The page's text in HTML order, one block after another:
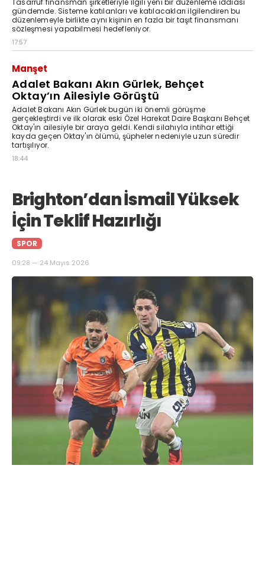
Tasarruf finansman şirketleriyle ilgili yeni bir düzenleme iddiası
gündemde. Sisteme katılanları ve katılacakları ilgilendiren bu
düzenlemeyle birlikte aynı kişinin en fazla bir taşıt finansmanı
sözleşmesi yapabilmesi hedefleniyor.
17:57
Manşet
Adalet Bakanı Akın Gürlek, Behçet
Oktay’ın Ailesiyle Görüştü
Adalet Bakanı Akın Gürlek bugün iki önemli görüşme
gerçekleştirdi ve ilk olarak eski Özel Harekat Daire Başkanı Behçet
Oktay'ın ailesiyle bir araya geldi. Kendi silahıyla intihar ettiği
kayda geçen Oktay'ın ölümü, şüpheler nedeniyle uzun süredir
tartışılıyor.
18:44